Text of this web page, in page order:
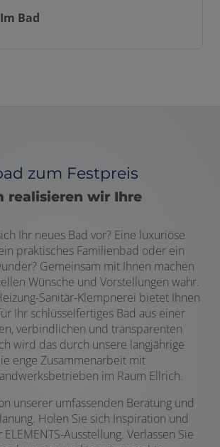
Bad
zum Festpreis
realisieren wir Ihre
Ihr neues Bad vor? Eine luxuriöse
praktisches Familienbad oder ein
Gemeinsam mit Ihnen machen
Wünsche und Vorstellungen wahr.
Sanitär-Klempnerei bietet Ihnen
Ihr schlüsselfertiges Bad aus einer
verbindlichen und transparenten
wird das durch unsere langjährige
enge Zusammenarbeit mit
im Raum Ellrich.
unserer umfassenden Beratung und
Holen Sie sich Inspiration und
Ausstellung. Verlassen Sie